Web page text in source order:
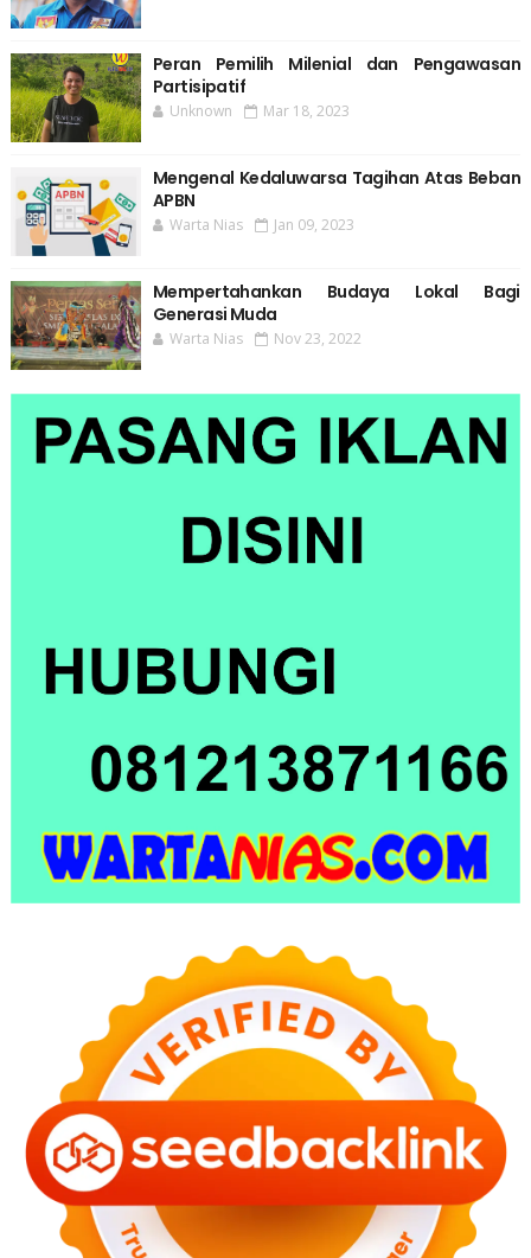
Peran Pemilih Milenial dan Pengawasan
Partisipatif
Unknown Mar 18, 2023
Mengenal Kedaluwarsa Tagihan Atas Beban
APBN
Warta Nias Jan 09, 2023
Mempertahankan Budaya Lokal Bagi
Generasi Muda
Warta Nias Nov 23, 2022